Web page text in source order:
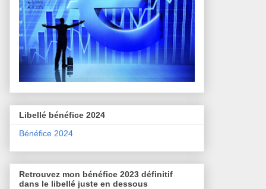
Libellé bénéfice 2024
Bénéfice 2024
Retrouvez mon bénéfice 2023 définitif
dans le libellé juste en dessous